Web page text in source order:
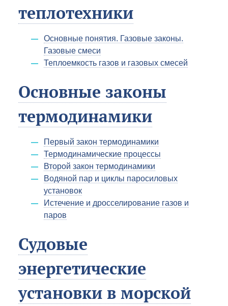
теплотехники
Основные понятия. Газовые законы.
Газовые смеси
Теплоемкость газов и газовых смесей
Основные законы
термодинамики
Первый закон термодинамики
Термодинамические процессы
Второй закон термодинамики
Водяной пар и циклы паросиловых
установок
Истечение и дросселирование газов и
паров
Судовые
энергетические
установки в морской